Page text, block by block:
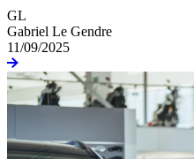
GL
Gabriel Le Gendre
11/09/2025